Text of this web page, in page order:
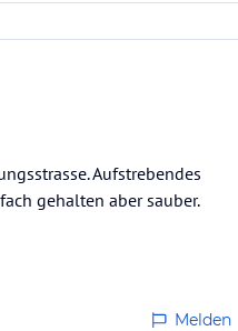
Aufstrebendes
gehalten aber sauber.
Melden